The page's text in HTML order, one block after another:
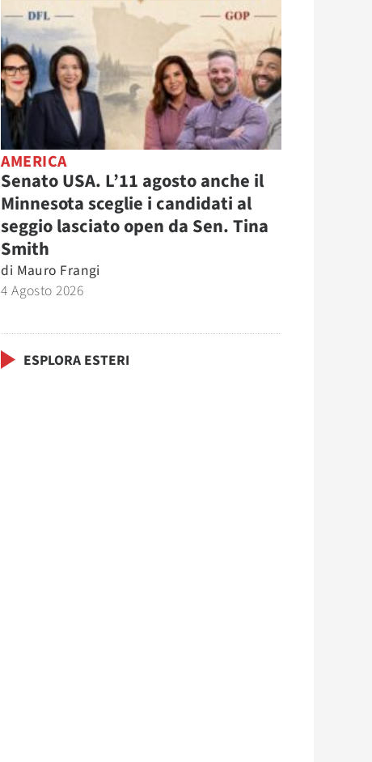
AMERICA
Senato USA. L’11 agosto anche il
Minnesota sceglie i candidati al
seggio lasciato open da Sen. Tina
Smith
di Mauro Frangi
4 Agosto 2026
ESPLORA ESTERI